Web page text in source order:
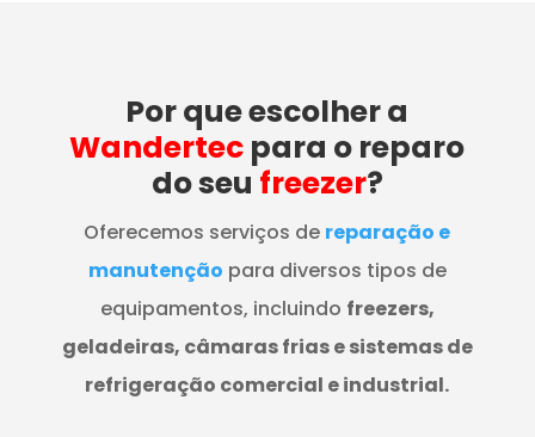
Por que escolher a
Wandertec para o reparo
do seu freezer?
Oferecemos serviços de reparação e
manutenção para diversos tipos de
equipamentos, incluindo freezers,
geladeiras, câmaras frias e sistemas de
refrigeração comercial e industrial.